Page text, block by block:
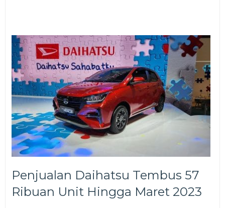
Penjualan Daihatsu Tembus 57
Ribuan Unit Hingga Maret 2023